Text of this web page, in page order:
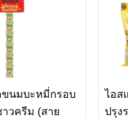
นมบะหมี่กรอบ
วครีม (สาย
ไอส
ปรุง